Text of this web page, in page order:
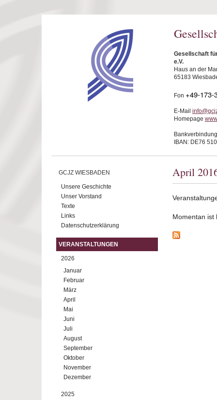
Gesellschaft
e.V.
Haus an der
65183
Fon +49-173-
E-Mail
Homepage
IBAN: DE76
GCJZ WIESBADEN
Unsere Geschichte
Unser Vorstand
Texte
Links
Datenschutzerklärung
VERANSTALTUNGEN
2026
Januar
Februar
März
April
Mai
Juni
Juli
August
September
Oktober
November
Dezember
2025
April
Momentan ist